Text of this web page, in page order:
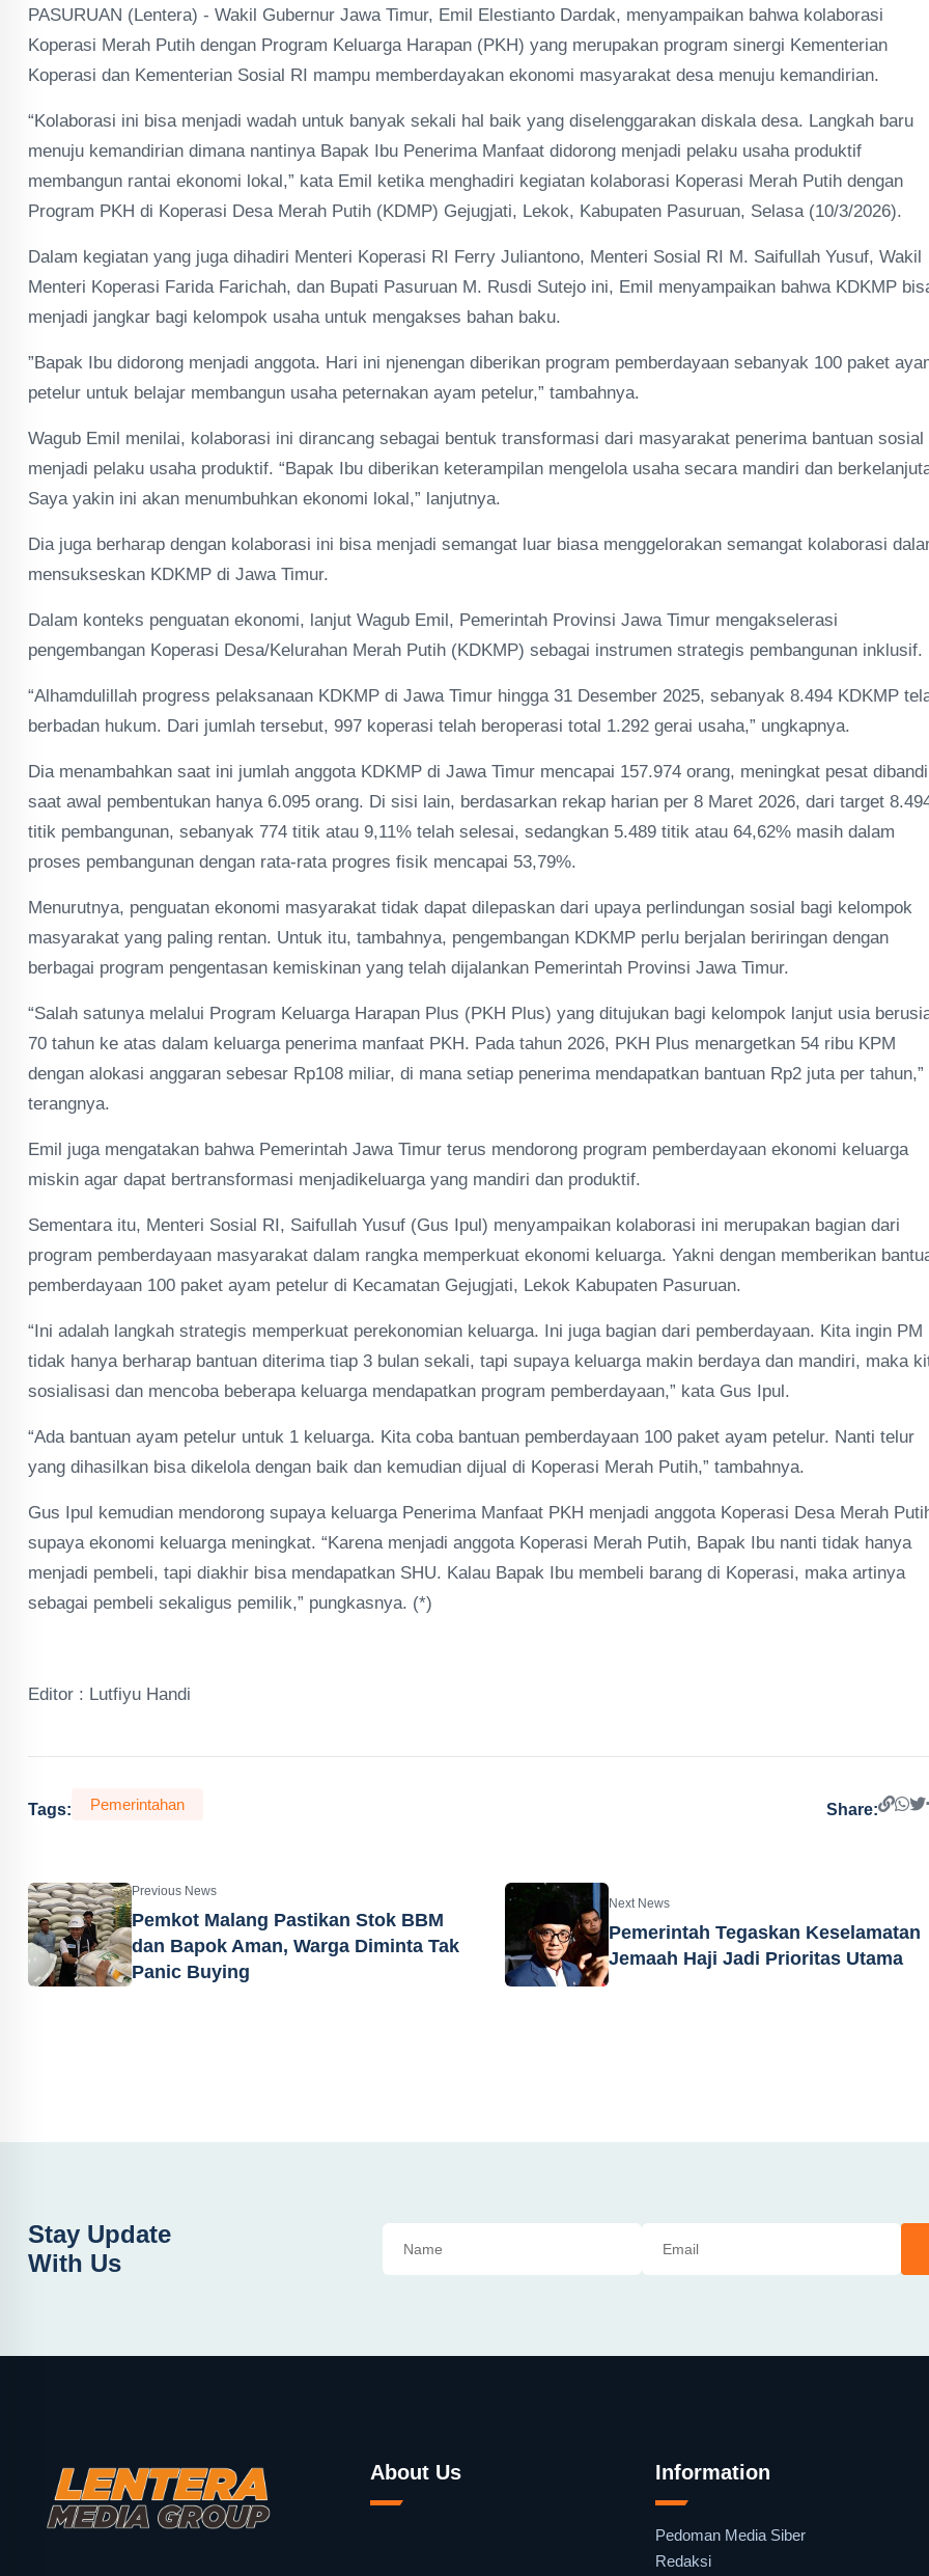
PASURUAN (Lentera) - Wakil Gubernur Jawa Timur, Emil Elestianto Dardak, menyampaikan bahwa kolaborasi
Koperasi Merah Putih dengan Program Keluarga Harapan (PKH) yang merupakan program sinergi Kementerian
Koperasi dan Kementerian Sosial RI mampu memberdayakan ekonomi masyarakat desa menuju kemandirian.
“Kolaborasi ini bisa menjadi wadah untuk banyak sekali hal baik yang diselenggarakan diskala desa. Langkah baru
menuju kemandirian dimana nantinya Bapak Ibu Penerima Manfaat didorong menjadi pelaku usaha produktif
membangun rantai ekonomi lokal,” kata Emil ketika menghadiri kegiatan kolaborasi Koperasi Merah Putih dengan
Program PKH di Koperasi Desa Merah Putih (KDMP) Gejugjati, Lekok, Kabupaten Pasuruan, Selasa (10/3/2026).
Dalam kegiatan yang juga dihadiri Menteri Koperasi RI Ferry Juliantono, Menteri Sosial RI M. Saifullah Yusuf, Wakil
Menteri Koperasi Farida Farichah, dan Bupati Pasuruan M. Rusdi Sutejo ini, Emil menyampaikan bahwa KDKMP
menjadi jangkar bagi kelompok usaha untuk mengakses bahan baku.
”Bapak Ibu didorong menjadi anggota. Hari ini njenengan diberikan program pemberdayaan sebanyak 100 paket
petelur untuk belajar membangun usaha peternakan ayam petelur,” tambahnya.
Wagub Emil menilai, kolaborasi ini dirancang sebagai bentuk transformasi dari masyarakat penerima bantuan sosial
menjadi pelaku usaha produktif. “Bapak Ibu diberikan keterampilan mengelola usaha secara mandiri dan
Saya yakin ini akan menumbuhkan ekonomi lokal,” lanjutnya.
Dia juga berharap dengan kolaborasi ini bisa menjadi semangat luar biasa menggelorakan semangat kolaborasi
mensukseskan KDKMP di Jawa Timur.
Dalam konteks penguatan ekonomi, lanjut Wagub Emil, Pemerintah Provinsi Jawa Timur mengakselerasi
pengembangan Koperasi Desa/Kelurahan Merah Putih (KDKMP) sebagai instrumen strategis pembangunan inklusif.
“Alhamdulillah progress pelaksanaan KDKMP di Jawa Timur hingga 31 Desember 2025, sebanyak 8.494 KDKMP
berbadan hukum. Dari jumlah tersebut, 997 koperasi telah beroperasi total 1.292 gerai usaha,” ungkapnya.
Dia menambahkan saat ini jumlah anggota KDKMP di Jawa Timur mencapai 157.974 orang, meningkat pesat
saat awal pembentukan hanya 6.095 orang. Di sisi lain, berdasarkan rekap harian per 8 Maret 2026, dari target
titik pembangunan, sebanyak 774 titik atau 9,11% telah selesai, sedangkan 5.489 titik atau 64,62% masih dalam
proses pembangunan dengan rata-rata progres fisik mencapai 53,79%.
Menurutnya, penguatan ekonomi masyarakat tidak dapat dilepaskan dari upaya perlindungan sosial bagi kelompok
masyarakat yang paling rentan. Untuk itu, tambahnya, pengembangan KDKMP perlu berjalan beriringan dengan
berbagai program pengentasan kemiskinan yang telah dijalankan Pemerintah Provinsi Jawa Timur.
“Salah satunya melalui Program Keluarga Harapan Plus (PKH Plus) yang ditujukan bagi kelompok lanjut usia
70 tahun ke atas dalam keluarga penerima manfaat PKH. Pada tahun 2026, PKH Plus menargetkan 54 ribu KPM
dengan alokasi anggaran sebesar Rp108 miliar, di mana setiap penerima mendapatkan bantuan Rp2 juta per tahun,”
terangnya.
Emil juga mengatakan bahwa Pemerintah Jawa Timur terus mendorong program pemberdayaan ekonomi keluarga
miskin agar dapat bertransformasi menjadikeluarga yang mandiri dan produktif.
Sementara itu, Menteri Sosial RI, Saifullah Yusuf (Gus Ipul) menyampaikan kolaborasi ini merupakan bagian dari
program pemberdayaan masyarakat dalam rangka memperkuat ekonomi keluarga. Yakni dengan memberikan
pemberdayaan 100 paket ayam petelur di Kecamatan Gejugjati, Lekok Kabupaten Pasuruan.
“Ini adalah langkah strategis memperkuat perekonomian keluarga. Ini juga bagian dari pemberdayaan. Kita ingin PM
tidak hanya berharap bantuan diterima tiap 3 bulan sekali, tapi supaya keluarga makin berdaya dan mandiri, maka
sosialisasi dan mencoba beberapa keluarga mendapatkan program pemberdayaan,” kata Gus Ipul.
“Ada bantuan ayam petelur untuk 1 keluarga. Kita coba bantuan pemberdayaan 100 paket ayam petelur. Nanti telur
yang dihasilkan bisa dikelola dengan baik dan kemudian dijual di Koperasi Merah Putih,” tambahnya.
Gus Ipul kemudian mendorong supaya keluarga Penerima Manfaat PKH menjadi anggota Koperasi Desa Merah
supaya ekonomi keluarga meningkat. “Karena menjadi anggota Koperasi Merah Putih, Bapak Ibu nanti tidak hanya
menjadi pembeli, tapi diakhir bisa mendapatkan SHU. Kalau Bapak Ibu membeli barang di Koperasi, maka artinya
sebagai pembeli sekaligus pemilik,” pungkasnya. (*)
Editor : Lutfiyu Handi
Tags: Pemerintahan Share:
Previous News
Pemkot Malang Pastikan Stok BBM
dan Bapok Aman, Warga Diminta Tak
Panic Buying
Next News
Pemerintah Tegaskan Keselamatan
Jemaah Haji Jadi Prioritas Utama
Stay Update
With Us
About Us Information
Pedoman Media Siber
Redaksi